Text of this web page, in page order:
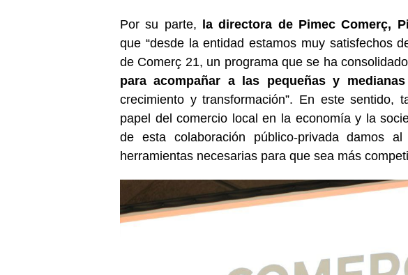
Por su parte, la directora de Pimec Comerç,
que “desde la entidad estamos muy satisfechos
de Comerç 21, un programa que se ha
para acompañar a las pequeñas y medianas
crecimiento y transformación”. En este sentido,
papel del comercio local en la economía y la
de esta colaboración público-privada damos
herramientas necesarias para que sea más